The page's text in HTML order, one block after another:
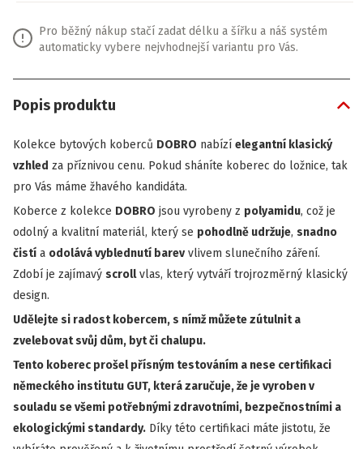
Pro běžný nákup stačí zadat délku a šířku a náš systém
automaticky vybere nejvhodnejší variantu pro Vás.
Popis produktu
Kolekce bytových koberců DOBRO nabízí elegantní klasický
vzhled za příznivou cenu. Pokud sháníte koberec do ložnice, tak
pro Vás máme žhavého kandidáta.
Koberce z kolekce DOBRO jsou vyrobeny z polyamidu, což je
odolný a kvalitní materiál, který se pohodlně udržuje, snadno
čistí a odolává vyblednutí barevvlivem slunečního záření.
Zdobí je zajímavý scrollvlas, který vytváří trojrozměrný klasický
design.
Udělejte si radost kobercem, s nímž můžete zútulnit a
zvelebovat svůj dům, byt či chalupu.
Tento koberec prošel přísným testováním a nese certifikaci
německého institutu GUT, která zaručuje, že je vyroben v
souladu se všemi potřebnými zdravotními, bezpečnostními a
ekologickými standardy. Díky této certifikaci máte jistotu, že